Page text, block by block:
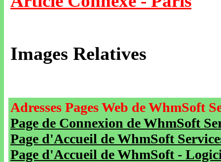
Images Relatives
Adresses Pages Web de WhmSoft
Page de Connexion de WhmSoft
Page d'Accueil de WhmSoft
Page d'Accueil de WhmSoft -